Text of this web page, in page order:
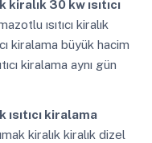
kiralık 30 kw ısıtıcı
ısıtıcı kiralık
kiralama büyük hacim
kiralama aynı gün
ısıtıcı kiralama
kiralık kiralık dizel